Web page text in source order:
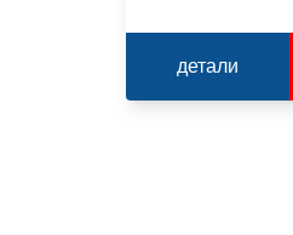
детали